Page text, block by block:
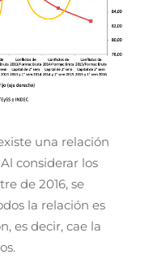
una relación
considerar los
de 2016, se
la relación es
es decir, cae la